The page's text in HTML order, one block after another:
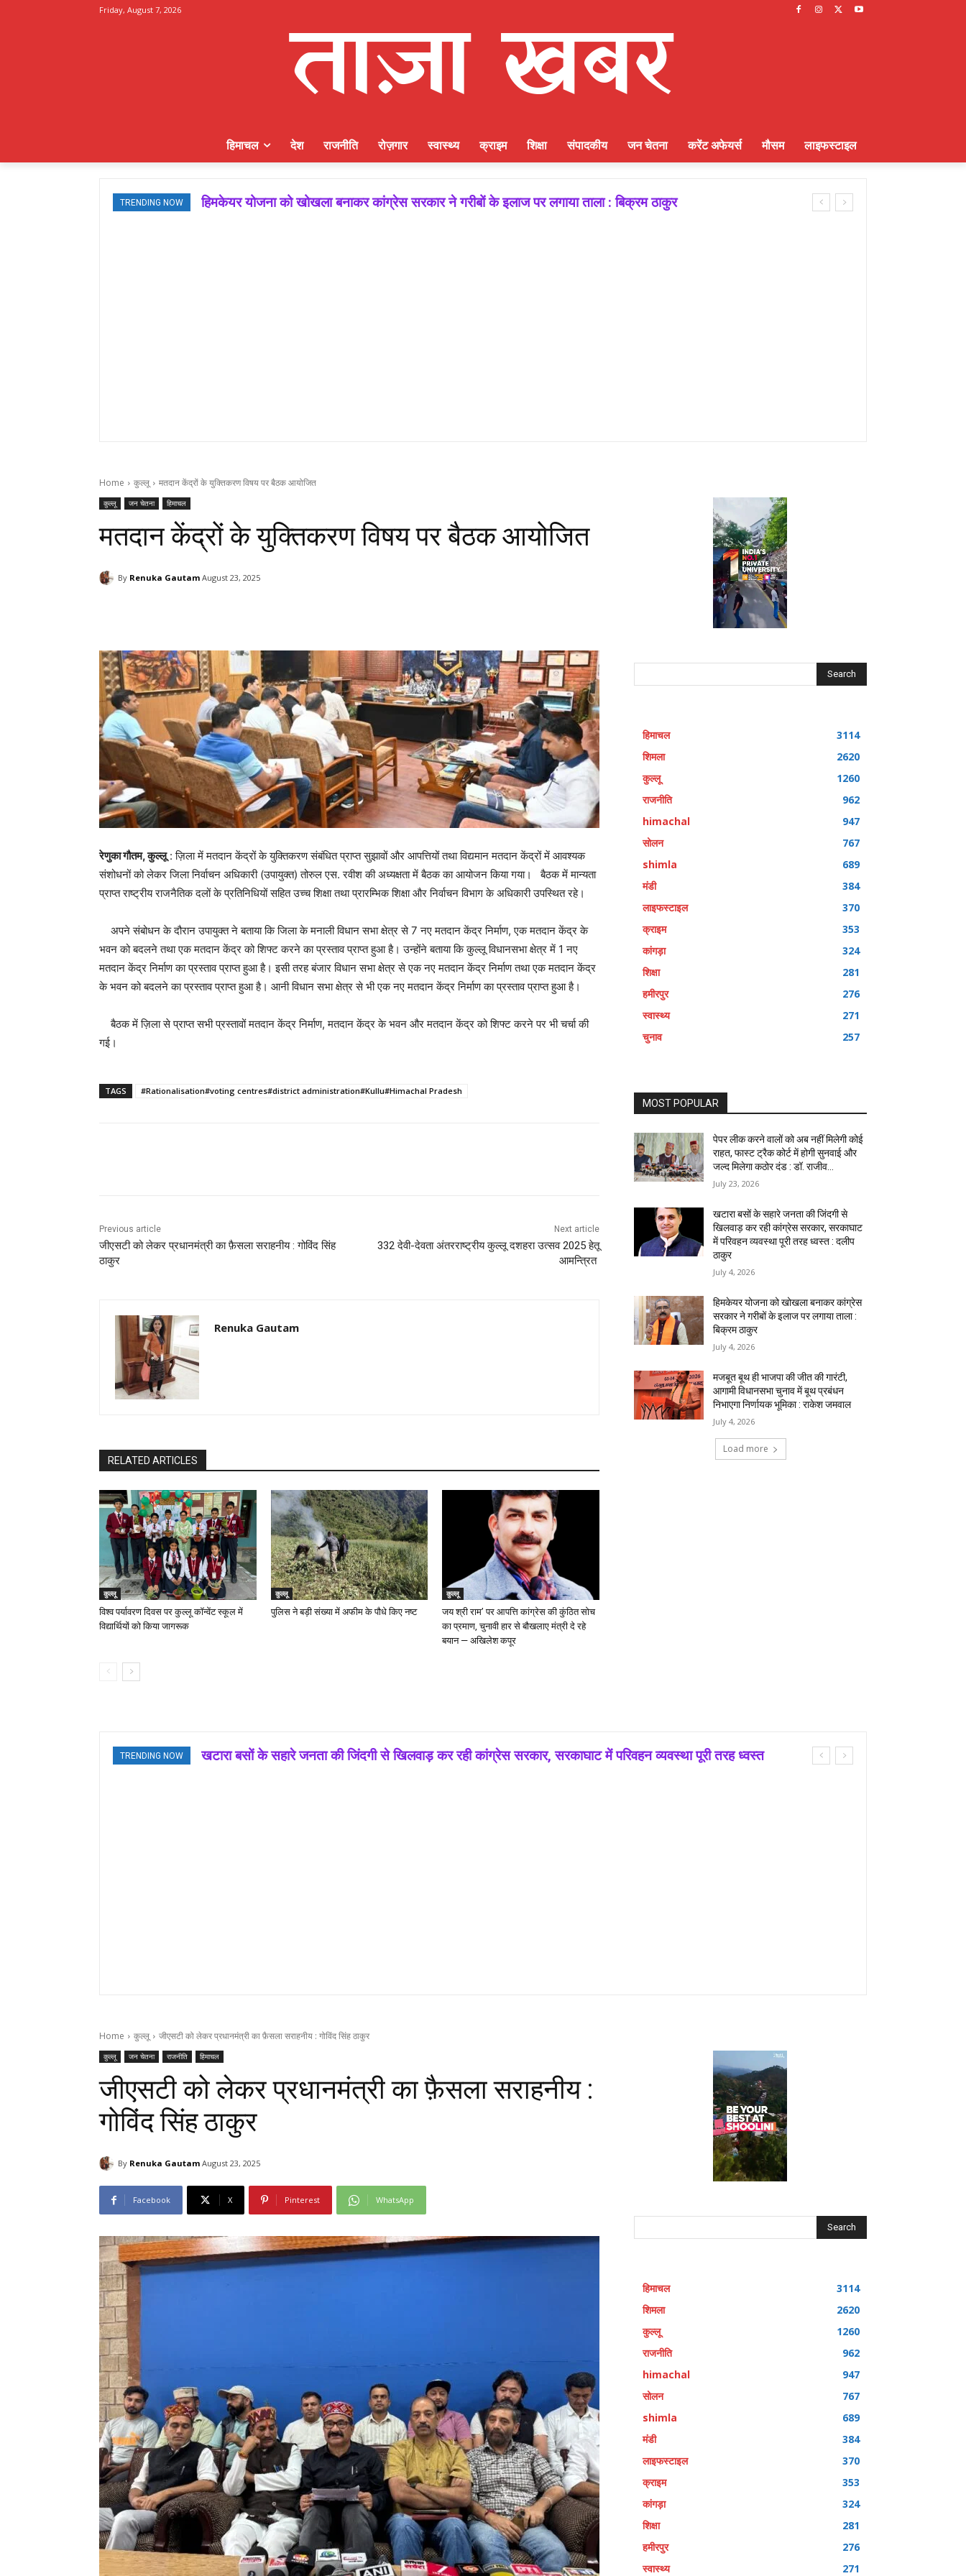
Friday, August 7, 2026
हिमाचल देश राजनीति रोज़गार स्वास्थ्य क्राइम शिक्षा संपादकीय जन चेतना करेंट अफेयर्स मौसम लाइफस्टाइल
TRENDING NOW हिमकेयर योजना को खोखला बनाकर कांग्रेस सरकार ने गरीबों के इलाज पर लगाया ताला : बिक्रम ठाकुर
मजबूत बूथ ही भाजपा की जीत की गारंटी, आगामी विधानसभा चुनाव में बूथ प्रबंधन निभाएगा निर्णायक भूमिका : राकेश
Home कुल्लू मतदान केंद्रों के युक्तिकरण विषय पर बैठक आयोजित
कुल्लू जन चेतना हिमाचल
मतदान केंद्रों के युक्तिकरण विषय पर बैठक आयोजित
By Renuka Gautam August 23, 2025
रेणुका गौतम, कुल्लू: ज़िला में मतदान केंद्रों के युक्तिकरण संबंधित प्राप्त सुझावों और आपत्तियों तथा विद्यमान मतदान केंद्रों में आवश्यक
संशोधनों को लेकर जिला निर्वाचन अधिकारी (उपायुक्त) तोरुल एस. रवीश की अध्यक्षता में बैठक का आयोजन किया गया। बैठक में मान्यता
प्राप्त राष्ट्रीय राजनैतिक दलों के प्रतिनिधियों सहित उच्च शिक्षा तथा प्रारम्भिक शिक्षा और निर्वाचन विभाग के अधिकारी उपस्थित रहे।
अपने संबोधन के दौरान उपायुक्त ने बताया कि जिला के मनाली विधान सभा क्षेत्र से 7 नए मतदान केंद्र निर्माण, एक मतदान केंद्र के
भवन को बदलने तथा एक मतदान केंद्र को शिफ्ट करने का प्रस्ताव प्राप्त हुआ है। उन्होंने बताया कि कुल्लू विधानसभा क्षेत्र में 1 नए
मतदान केंद्र निर्माण का प्रस्ताव प्राप्त हुआ है। इसी तरह बंजार विधान सभा क्षेत्र से एक नए मतदान केंद्र निर्माण तथा एक मतदान केंद्र
के भवन को बदलने का प्रस्ताव प्राप्त हुआ है। आनी विधान सभा क्षेत्र से भी एक नए मतदान केंद्र निर्माण का प्रस्ताव प्राप्त हुआ है।
बैठक में ज़िला से प्राप्त सभी प्रस्तावों मतदान केंद्र निर्माण, मतदान केंद्र के भवन और मतदान केंद्र को शिफ्ट करने पर भी चर्चा की
गई।
TAGS #Rationalisation#voting centres#district administration#Kullu#Himachal Pradesh
Previous article
जीएसटी को लेकर प्रधानमंत्री का फ़ैसला सराहनीय : गोविंद सिंह
ठाकुर
Next article
332 देवी-देवता अंतरराष्ट्रीय कुल्लू दशहरा उत्सव 2025 हेतू
आमन्त्रित
Renuka Gautam
RELATED ARTICLES
कुल्लू
विश्व पर्यावरण दिवस पर कुल्लू कॉन्वेंट स्कूल में
विद्यार्थियों को किया जागरूक
कुल्लू
पुलिस ने बड़ी संख्या में अफीम के पौधे किए नष्ट
कुल्लू
जय श्री राम’ पर आपत्ति कांग्रेस की कुंठित सोच
का प्रमाण, चुनावी हार से बौखलाए मंत्री दे रहे
बयान — अखिलेश कपूर
Search
हिमाचल
3114
शिमला
2620
कुल्लू
1260
राजनीति
962
himachal
947
सोलन
767
shimla
689
मंडी
384
लाइफस्टाइल
370
क्राइम
353
कांगड़ा
324
शिक्षा
281
हमीरपुर
276
स्वास्थ्य
271
चुनाव
257
MOST POPULAR
पेपर लीक करने वालों को अब नहीं मिलेगी कोई
राहत, फास्ट ट्रैक कोर्ट में होगी सुनवाई और
जल्द मिलेगा कठोर दंड : डॉ. राजीव...
July 23, 2026
खटारा बसों के सहारे जनता की जिंदगी से
खिलवाड़ कर रही कांग्रेस सरकार, सरकाघाट
में परिवहन व्यवस्था पूरी तरह ध्वस्त : दलीप
ठाकुर
July 4, 2026
हिमकेयर योजना को खोखला बनाकर कांग्रेस
सरकार ने गरीबों के इलाज पर लगाया ताला :
बिक्रम ठाकुर
July 4, 2026
मजबूत बूथ ही भाजपा की जीत की गारंटी,
आगामी विधानसभा चुनाव में बूथ प्रबंधन
निभाएगा निर्णायक भूमिका : राकेश जमवाल
July 4, 2026
Load more